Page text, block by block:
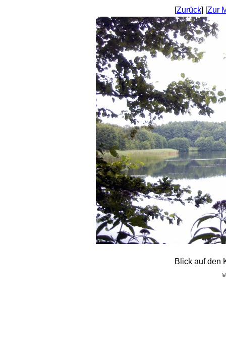
[Zurück] [Zur
Blick auf den
©